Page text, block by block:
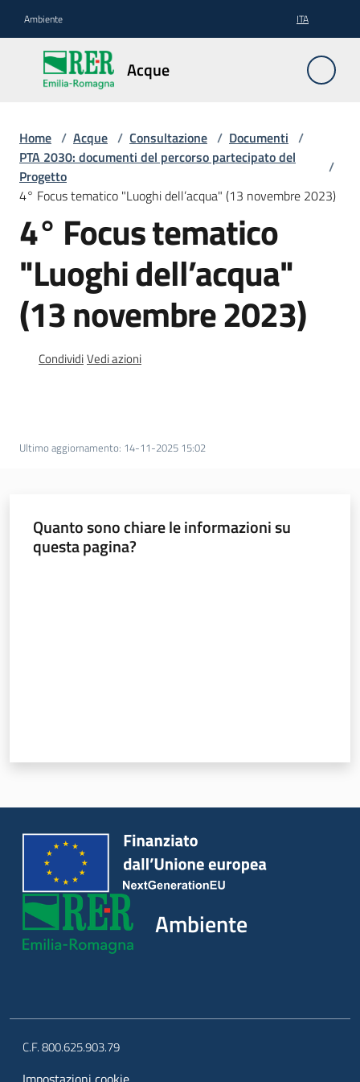
Ambiente ITA
Acque
Acque
Pianificazione
Contratti
di
fiume
Gestione
Innovazione
Seguici
Argomenti
Servizi
Leggi Atti Bandi
Piani Programmi
Home / Acque / Consultazione / Documenti /
PTA 2030: documenti del percorso partecipato del
Progetto
/
4° Focus tematico "Luoghi dell’acqua" (13 novembre 2023)
4° Focus tematico
"Luoghi dell’acqua"
(13 novembre 2023)
CondividiVedi azioni
Ultimo aggiornamento: 14-11-2025 15:02
Quanto sono chiare le informazioni su
questa pagina?
Ambiente
C.F. 800.625.903.79